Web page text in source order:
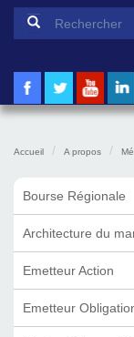
Accueil A propos
Bourse Régionale
Architecture du
Emetteur Action
Emetteur